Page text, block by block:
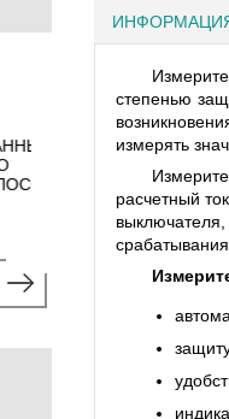
02.08.2021 18:41
ОСЦИЛЛОГРАФЫ
Прочитать
степенью
измерять
расчетный
срабатывания.